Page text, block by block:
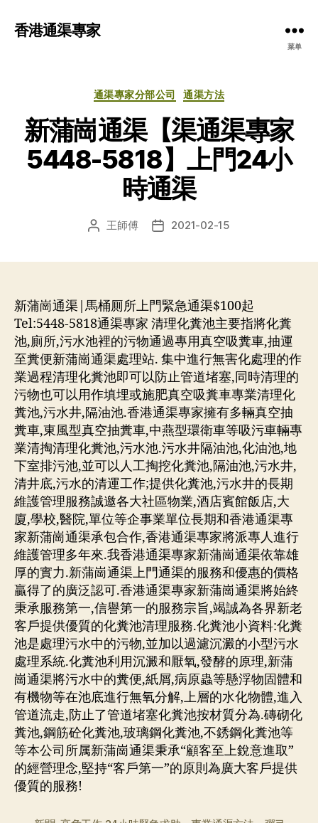
香港通渠專家
菜单
分
通渠專家分部公司 通渠方法
新蒲崗通渠【渠通渠專家
5448-5818】上門24小
時通渠
文 王師傅
发 2021-02-15
新蒲崗通渠|馬桶厠所上門緊急通渠$100起
Tel:5448-5818通渠專家 清理化糞池主要指將化糞
池,廁所,污水池裡的污物通過專用真空吸糞車,抽運
至糞便新蒲崗通渠處理站. 集中進行無害化處理的作
業過程清理化糞池即可以防止管道堵塞,同時清理的
污物也可以用作填埋或施肥真空吸糞車專業清理化
糞池,污水井,隔油池.香港通渠專家擁有多輛真空抽
糞車,東風型真空抽糞車,中燕型環衛車等吸污車輛專
業清掏清理化糞池,污水池.污水井隔油池,化油池,地
下室排污池,並可以人工掏挖化糞池,隔油池,污水井,
清井底,污水的清運工作;提供化糞池,污水井的長期
維護管理服務誠邀各大社區物業,酒店賓館飯店,大
廈,學校,醫院,單位等企事業單位長期和香港通渠專
家新蒲崗通渠承包合作,香港通渠專家將派專人進行
維護管理多年來.我香港通渠專家新蒲崗通渠依靠雄
厚的實力.新蒲崗通渠上門通渠的服務和優惠的價格
贏得了的廣泛認可.香港通渠專家新蒲崗通渠將始終
秉承服務第一,信譽第一的服務宗旨,竭誠為各界新老
客戶提供優質的化糞池清理服務.化糞池小資料:化糞
池是處理污水中的污物,並加以過濾沉澱的小型污水
處理系統.化糞池利用沉澱和厭氧,發酵的原理,新蒲
崗通渠將污水中的糞便,紙屑,病原蟲等懸浮物固體和
有機物等在池底進行無氧分解,上層的水化物體,進入
管道流走,防止了管道堵塞化糞池按材質分為.磚砌化
糞池,鋼筋砼化糞池,玻璃鋼化糞池,不銹鋼化糞池等
等本公司所属新蒲崗通渠秉承“顧客至上銳意進取”
的經營理念,堅持“客戶第一”的原則為廣大客戶提供
優質的服務!